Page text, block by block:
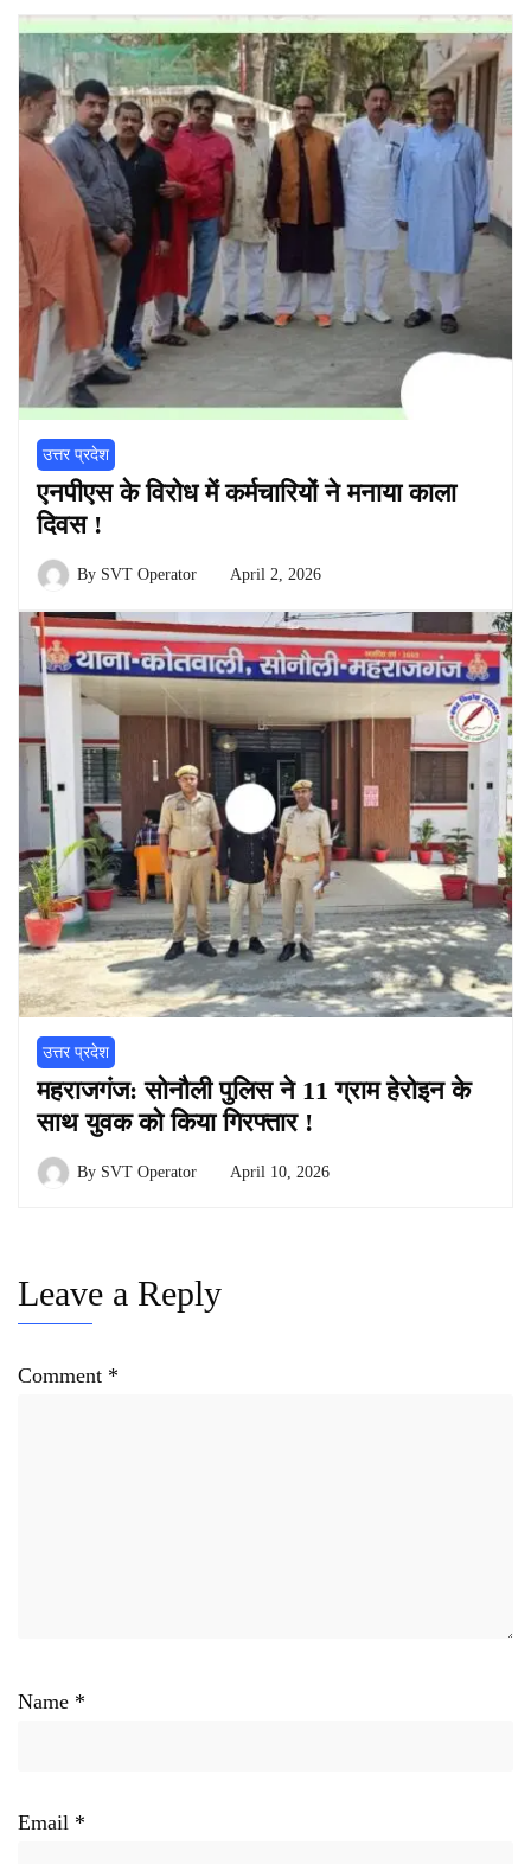
उत्तर प्रदेश
एनपीएस के विरोध में कर्मचारियों ने मनाया काला
दिवस !
By SVT Operator April 2, 2026
उत्तर प्रदेश
महराजगंज: सोनौली पुलिस ने 11 ग्राम हेरोइन के
साथ युवक को किया गिरफ्तार !
By SVT Operator April 10, 2026
Leave a Reply
Comment *
Name *
Email *